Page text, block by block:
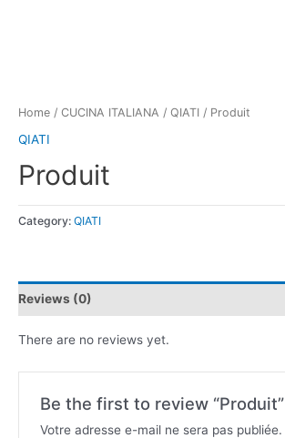
Home / CUCINA ITALIANA / QIATI / Produit
QIATI
Produit
Category: QIATI
Reviews (0)
There are no reviews yet.
Be the first to review “Produit”
Votre adresse e-mail ne sera pas publiée.